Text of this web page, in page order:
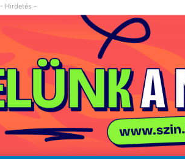
- Hirdetés -